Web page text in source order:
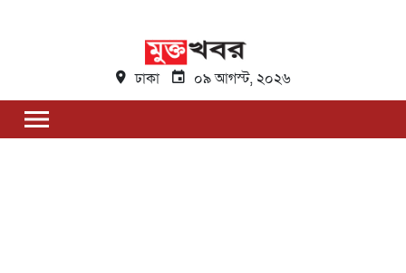
ঢাকা ০৯ আগস্ট, ২০২৬